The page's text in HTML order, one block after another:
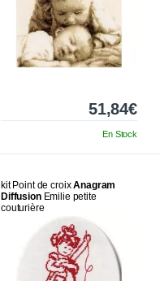
51,84€
En Stock
kit Point de croixAnagram
DiffusionEmilie petite
couturière